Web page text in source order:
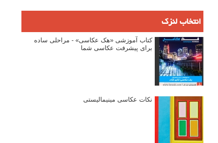
انتخاب لنزک
کتاب آموزشی «هک عکاسی» - مراحلی ساده
برای پیشرفت عکاسی شما
نکات عکاسی مینیمالیستی